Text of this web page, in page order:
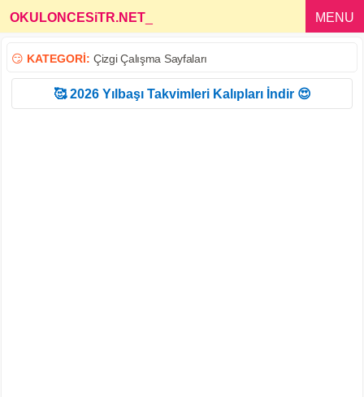
OKULONCESiTR.NET MENU
😏 KATEGORİ: Çizgi Çalışma Sayfaları
🥰 2026 Yılbaşı Takvimleri Kalıpları İndir 😍